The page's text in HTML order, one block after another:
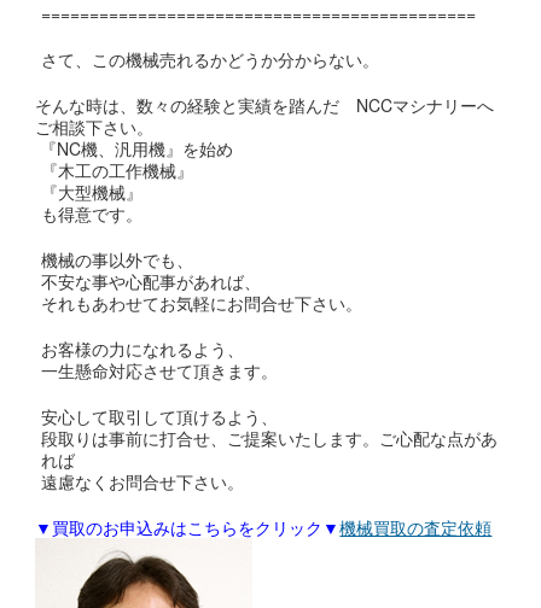
=============================================
さて、この機械売れるかどうか分からない。
そんな時は、数々の経験と実績を踏んだ NCCマシナリーへ
ご相談下さい。
『NC機、汎用機』を始め
『木工の工作機械』
『大型機械』
も得意です。
機械の事以外でも、
不安な事や心配事があれば、
それもあわせてお気軽にお問合せ下さい。
お客様の力になれるよう、
一生懸命対応させて頂きます。
安心して取引して頂けるよう、
段取りは事前に打合せ、ご提案いたします。ご心配な点があ
れば
遠慮なくお問合せ下さい。
▼買取のお申込みはこちらをクリック▼機械買取の査定依頼